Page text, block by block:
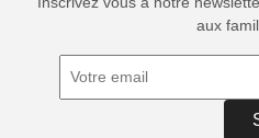
aux